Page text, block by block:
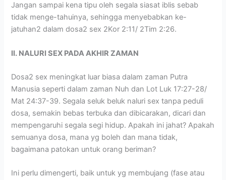
Jangan sampai kena tipu oleh segala siasat iblis sebab
tidak menge-tahuinya, sehingga menyebabkan ke-
jatuhan2 dalam dosa2 sex 2Kor 2:11/ 2Tim 2:26.
II. NALURI SEX PADA AKHIR ZAMAN
Dosa2 sex meningkat luar biasa dalam zaman Putra
Manusia seperti dalam zaman Nuh dan Lot Luk 17:27-28/
Mat 24:37-39. Segala seluk beluk naluri sex tanpa peduli
dosa, semakin bebas terbuka dan dibicarakan, dicari dan
mempengaruhi segala segi hidup. Apakah ini jahat? Apakah
semuanya dosa, mana yg boleh dan mana tidak,
bagaimana patokan untuk orang beriman?
Ini perlu dimengerti, baik untuk yg membujang (fase atau